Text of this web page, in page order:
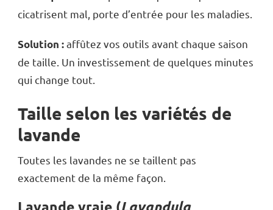
cicatrisent mal, porte d’entrée pour les maladies.
Solution :affûtez vos outils avant chaque saison
de taille. Un investissement de quelques minutes
qui change tout.
Taille selon les variétés de
lavande
Toutes les lavandes ne se taillent pas
exactement de la même façon.